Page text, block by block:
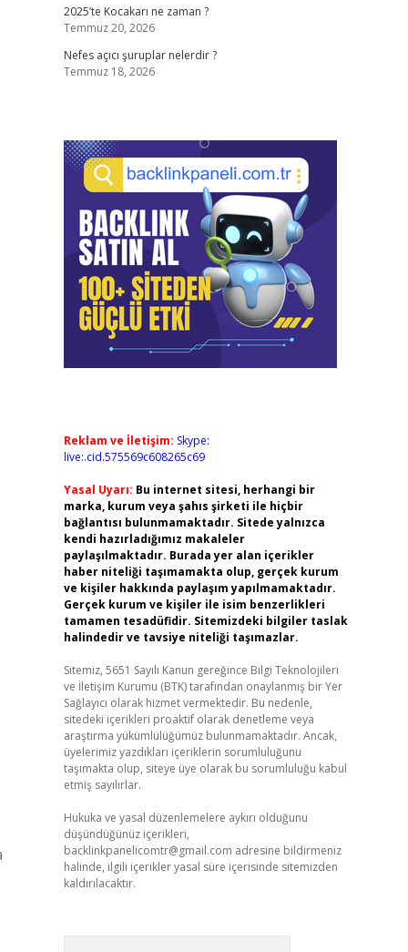
2025’te Kocakarı ne zaman ?
Temmuz 20, 2026
Nefes açıcı şuruplar nelerdir ?
Temmuz 18, 2026
Reklam ve İletişim: Skype:
live:.cid.575569c608265c69
Yasal Uyarı: Bu internet sitesi, herhangi bir
marka, kurum veya şahıs şirketi ile hiçbir
bağlantısı bulunmamaktadır. Sitede yalnızca
kendi hazırladığımız makaleler
paylaşılmaktadır. Burada yer alan içerikler
haber niteliği taşımamakta olup, gerçek kurum
ve kişiler hakkında paylaşım yapılmamaktadır.
Gerçek kurum ve kişiler ile isim benzerlikleri
tamamen tesadüfidir. Sitemizdeki bilgiler taslak
halindedir ve tavsiye niteliği taşımazlar.
Sitemiz, 5651 Sayılı Kanun gereğince Bilgi Teknolojileri
ve İletişim Kurumu (BTK) tarafından onaylanmış bir Yer
Sağlayıcı olarak hizmet vermektedir. Bu nedenle,
sitedeki içerikleri proaktif olarak denetleme veya
araştırma yükümlülüğümüz bulunmamaktadır. Ancak,
üyelerimiz yazdıkları içeriklerin sorumluluğunu
taşımakta olup, siteye üye olarak bu sorumluluğu kabul
etmiş sayılırlar.
Hukuka ve yasal düzenlemelere aykırı olduğunu
düşündüğünüz içerikleri,
backlinkpanelicomtr@gmail.com adresine bildirmeniz
halinde, ilgili içerikler yasal süre içerisinde sitemizden
kaldırılacaktır.